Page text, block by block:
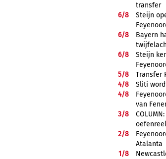
transfer
6/8
Steijn
6/8
Bayern
6/8
Steijn
5/8
Transfer
4/8
Sliti
4/8
van
3/8
2/8
Atalanta
1/8